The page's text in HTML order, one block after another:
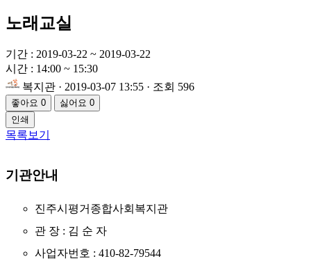
노래교실
기간 : 2019-03-22 ~ 2019-03-22
시간 : 14:00 ~ 15:30
복지관 · 2019-03-07 13:55 · 조회 596
좋아요 0 싫어요 0
인쇄
목록보기
기관안내
진주시평거종합사회복지관
관 장 : 김 순 자
사업자번호 : 410-82-79544